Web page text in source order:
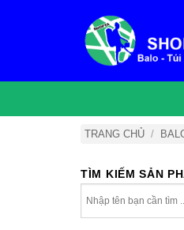
TRANG CHỦ /
TÌM KIẾM SẢN